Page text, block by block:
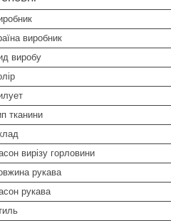
виробник
виробу
тканини
вирізу горловини
рукава
рукава